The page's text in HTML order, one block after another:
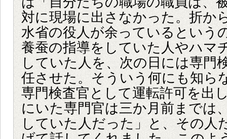
対に現場に出さなかった。折か
水省の役人が余っているという
養蚕の指導をしていた人やハマ
していた人を、次の日には専門
任させた。そういう何にも知ら
専門検査官として運転許可を出
にいた専門官は三か月前までは
していた人だった」と、その人